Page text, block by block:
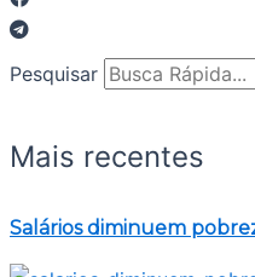
Pesquisar
Mais recentes
Salários diminuem